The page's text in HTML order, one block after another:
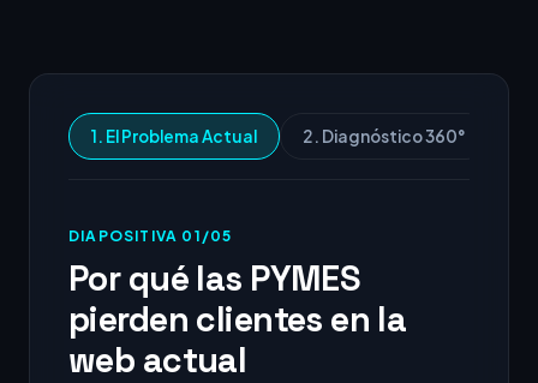
1. El Problema Actual 2. Diagnóstico 360°
DIAPOSITIVA 01/05
Por qué las PYMES
pierden clientes en la
web actual